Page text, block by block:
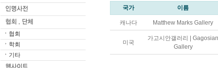
협회
학회
기타
국가 이름
캐나다 Matthew Marks Gallery
미국
가고시안갤러리 | Gagosian
Gallery